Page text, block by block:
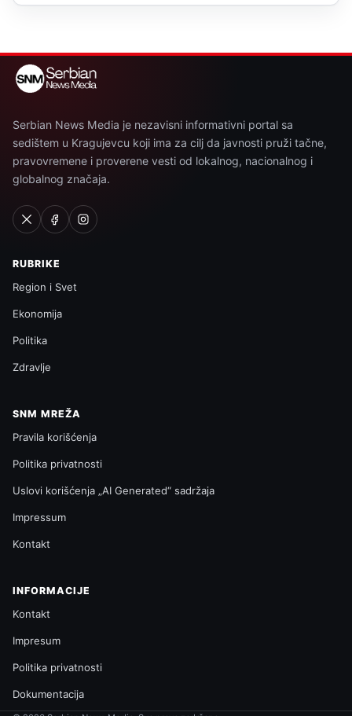
Serbian News Media je nezavisni informativni portal sa
sedištem u Kragujevcu koji ima za cilj da javnosti pruži tačne,
pravovremene i proverene vesti od lokalnog, nacionalnog i
globalnog značaja.
RUBRIKE
Region i Svet
Ekonomija
Politika
Zdravlje
SNM MREŽA
Pravila korišćenja
Politika privatnosti
Uslovi korišćenja „AI Generated“ sadržaja
Impressum
Kontakt
INFORMACIJE
Kontakt
Impresum
Politika privatnosti
Dokumentacija